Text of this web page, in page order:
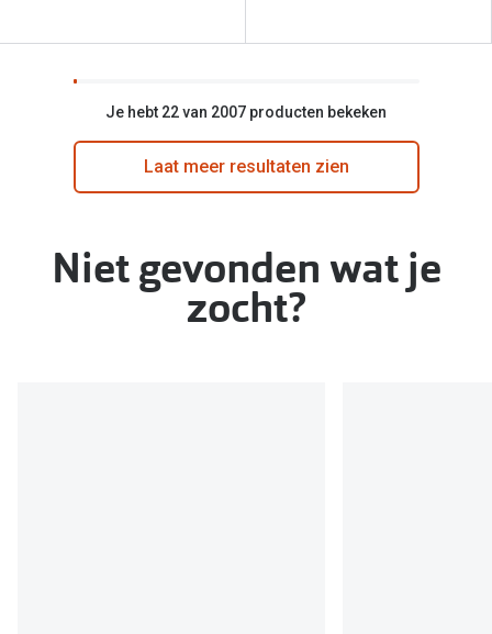
Je hebt 22 van 2007 producten bekeken
Laat meer resultaten zien
Niet gevonden wat je
zocht?